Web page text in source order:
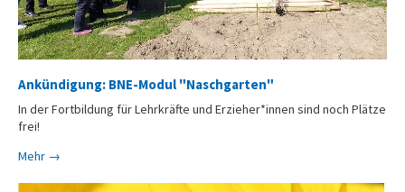
Ankündigung: BNE-Modul "Naschgarten"
In der Fortbildung für Lehrkräfte und Erzieher*innen sind noch Plätze
frei!
Mehr →